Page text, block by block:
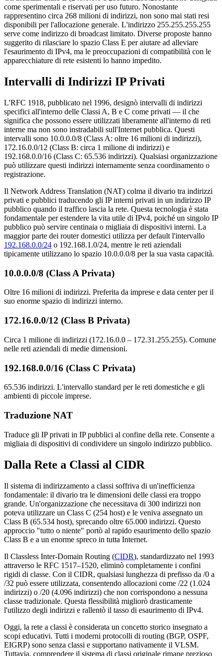
come sperimentali e riservati per uso futuro. Nonostante
rappresentino circa 268 milioni di indirizzi, non sono mai stati resi
disponibili per l'allocazione generale. L'indirizzo 255.255.255.255
serve come indirizzo di broadcast limitato. Diverse proposte hanno
suggerito di rilasciare lo spazio Class E per aiutare ad alleviare
l'esaurimento di IPv4, ma le preoccupazioni di compatibilità con le
apparecchiature di rete esistenti lo hanno impedito.
Intervalli di Indirizzi IP Privati
L'RFC 1918, pubblicato nel 1996, designò intervalli di indirizzi
specifici all'interno delle Classi A, B e C come privati — il che
significa che possono essere utilizzati liberamente all'interno di reti
interne ma non sono instradabili sull'Internet pubblica. Questi
intervalli sono 10.0.0.0/8 (Class A: oltre 16 milioni di indirizzi),
172.16.0.0/12 (Class B: circa 1 milione di indirizzi) e
192.168.0.0/16 (Class C: 65.536 indirizzi). Qualsiasi organizzazione
può utilizzare questi indirizzi internamente senza coordinamento o
registrazione.
Il Network Address Translation (NAT) colma il divario tra indirizzi
privati e pubblici traducendo gli IP interni privati in un indirizzo IP
pubblico quando il traffico lascia la rete. Questa tecnologia è stata
fondamentale per estendere la vita utile di IPv4, poiché un singolo IP
pubblico può servire centinaia o migliaia di dispositivi interni. La
maggior parte dei router domestici utilizza per default l'intervallo
192.168.0.0/24 o 192.168.1.0/24, mentre le reti aziendali
tipicamente utilizzano lo spazio 10.0.0.0/8 per la sua vasta capacità.
10.0.0.0/8 (Class A Privata)
Oltre 16 milioni di indirizzi. Preferita da imprese e data center per il
suo enorme spazio di indirizzi interno.
172.16.0.0/12 (Class B Privata)
Circa 1 milione di indirizzi (172.16.0.0 – 172.31.255.255). Comune
nelle reti aziendali di medie dimensioni.
192.168.0.0/16 (Class C Privata)
65.536 indirizzi. L'intervallo standard per le reti domestiche e gli
ambienti di piccole imprese.
Traduzione NAT
Traduce gli IP privati in IP pubblici al confine della rete. Consente a
migliaia di dispositivi di condividere un singolo indirizzo pubblico.
Dalla Rete a Classi al CIDR
Il sistema di indirizzamento a classi soffriva di un'inefficienza
fondamentale: il divario tra le dimensioni delle classi era troppo
grande. Un'organizzazione che necessitava di 300 indirizzi non
poteva utilizzare un Class C (254 host) e le veniva assegnato un
Class B (65.534 host), sprecando oltre 65.000 indirizzi. Questo
approccio "tutto o niente" portò al rapido esaurimento dello spazio
Class B e a un enorme spreco in tutta Internet.
Il Classless Inter-Domain Routing (CIDR), standardizzato nel 1993
attraverso le RFC 1517–1520, eliminò completamente i confini
rigidi di classe. Con il CIDR, qualsiasi lunghezza di prefisso da /0 a
/32 può essere utilizzata, consentendo allocazioni come /22 (1.024
indirizzi) o /20 (4.096 indirizzi) che non corrispondono a nessuna
classe tradizionale. Questa flessibilità migliorò drasticamente
l'utilizzo degli indirizzi e rallentò il tasso di esaurimento di IPv4.
Oggi, la rete a classi è considerata un concetto storico insegnato a
scopi educativi. Tutti i moderni protocolli di routing (BGP, OSPF,
EIGRP) sono senza classi e supportano nativamente il VLSM.
Tuttavia, comprendere il sistema di classi originale rimane prezioso